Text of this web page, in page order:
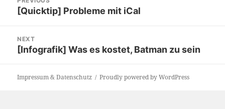
navigation
Previous
[Quicktip] Probleme mit iCal
NEXT
Next
[Infografik] Was es kostet, Batman zu sein
Impressum & Datenschutz Proudly powered by WordPress